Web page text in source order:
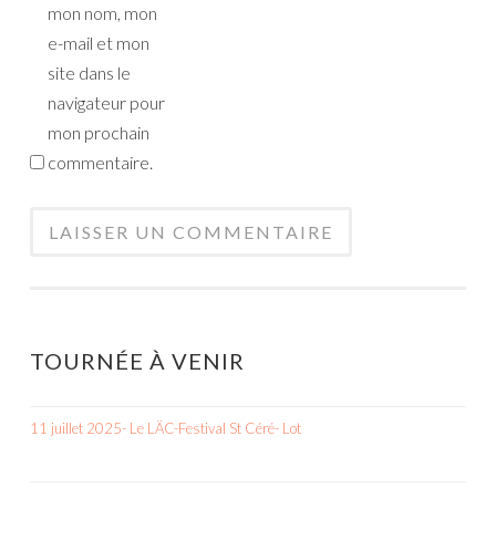
mon nom, mon
e-mail et mon
site dans le
navigateur pour
mon prochain
commentaire.
TOURNÉE À VENIR
11 juillet 2025- Le LÄC-Festival St Céré- Lot